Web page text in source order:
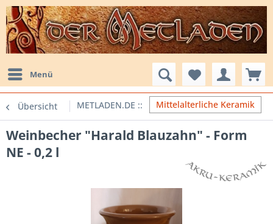
Menü
Übersicht Mittelalterliche Keramik
Weinbecher "Harald Blauzahn" - Form
NE - 0,2 l